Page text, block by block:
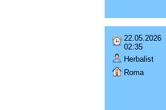
22.05.2026
02:35
Herbalist
Roma